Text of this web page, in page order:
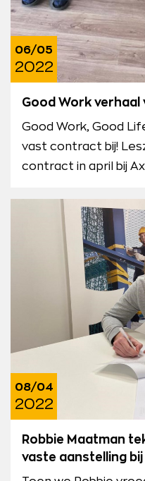
06/05
2022
Good Work verhaal
Good Work, Good
vast contract bij!
contract in april bij
08/04
2022
Robbie Maatman
vaste aanstelling